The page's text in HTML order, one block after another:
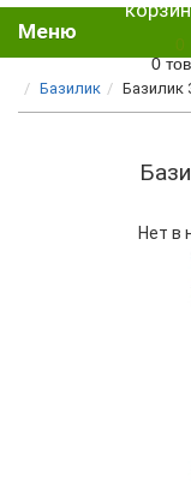
0
Меню
Базилик Базилик
Нет в